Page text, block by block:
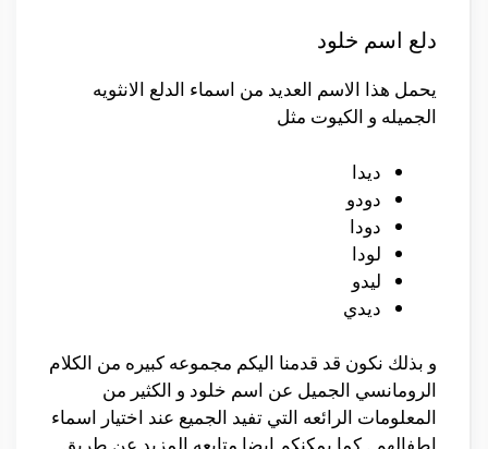
دلع اسم خلود
يحمل هذا الاسم العديد من اسماء الدلع الانثويه
الجميله و الكيوت مثل
ديدا
دودو
دودا
لودا
ليدو
ديدي
و بذلك نكون قد قدمنا اليكم مجموعه كبيره من الكلام
الرومانسي الجميل عن اسم خلود و الكثير من
المعلومات الرائعه التي تفيد الجميع عند اختيار اسماء